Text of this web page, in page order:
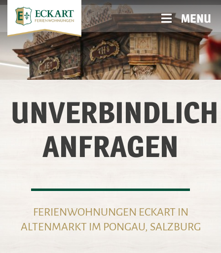
MENU
UNVERBINDLICH
ANFRAGEN
FERIENWOHNUNGEN ECKART IN
ALTENMARKT IM PONGAU, SALZBURG